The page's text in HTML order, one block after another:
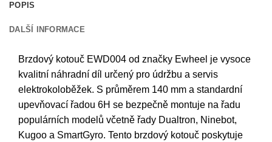
POPIS
DALŠÍ INFORMACE
Brzdový kotouč EWD004 od značky Ewheel je vysoce
kvalitní náhradní díl určený pro údržbu a servis
elektrokoloběžek. S průměrem 140 mm a standardní
upevňovací řadou 6H se bezpečně montuje na řadu
populárních modelů včetně řady Dualtron, Ninebot,
Kugoo a SmartGyro. Tento brzdový kotouč poskytuje